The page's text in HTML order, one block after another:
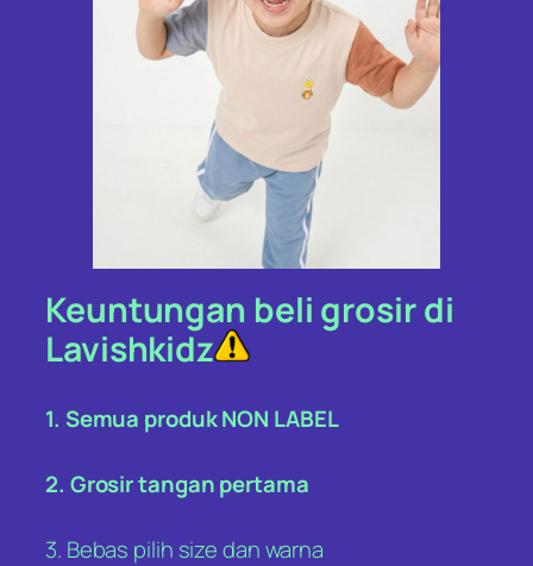
Keuntungan beli grosir di
Lavishkidz
1. Semua produk NON LABEL
2. Grosir tangan pertama
3. Bebas pilih size dan warna